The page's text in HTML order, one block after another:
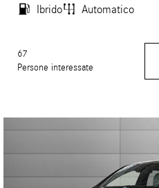
Ibrido Automatico
67
Persone interessate